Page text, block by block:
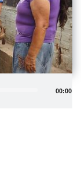
00:00